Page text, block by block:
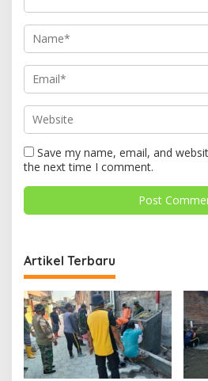
Save my name, email, and
the next time I comment.
Artikel Terbaru